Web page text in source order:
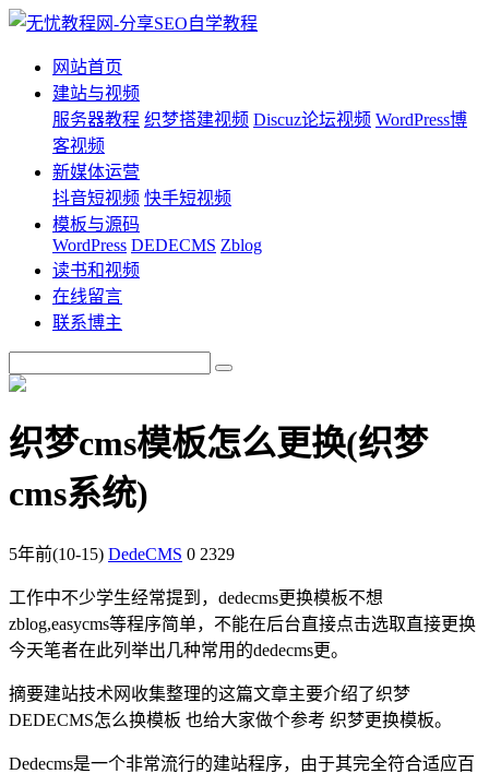
网站首页
建站与视频
服务器教程 织梦搭建视频 Discuz论坛视频 WordPress博
客视频
新媒体运营
抖音短视频 快手短视频
模板与源码
WordPress DEDECMS Zblog
读书和视频
在线留言
联系博主
织梦cms模板怎么更换(织梦
cms系统)
5年前(10-15) DedeCMS 0 2329
工作中不少学生经常提到，dedecms更换模板不想
zblog,easycms等程序简单，不能在后台直接点击选取直接更换
今天笔者在此列举出几种常用的dedecms更。
摘要建站技术网收集整理的这篇文章主要介绍了织梦
DEDECMS怎么换模板 也给大家做个参考 织梦更换模板。
Dedecms是一个非常流行的建站程序，由于其完全符合适应百